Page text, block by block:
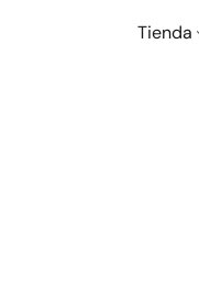
Tienda